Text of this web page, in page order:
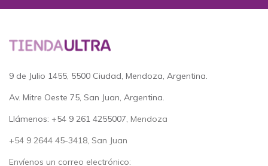
9 de Julio 1455, 5500 Ciudad, Mendoza, Argentina.
Av. Mitre Oeste 75, San Juan, Argentina.
Llámenos: +54 9 261 4255007, Mendoza
+54 9 2644 45-3418, San Juan
Envíenos un correo electrónico: